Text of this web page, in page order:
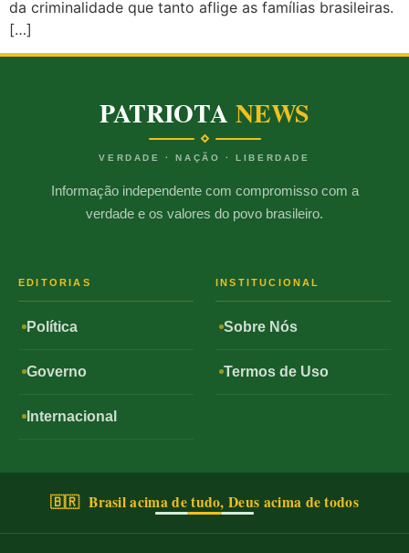
da criminalidade que tanto aflige as famílias brasileiras.
[…]
PATRIOTANEWS
VERDADE · NAÇÃO · LIBERDADE
Informação independente com compromisso com a
verdade e os valores do povo brasileiro.
EDITORIAS
Política
Governo
Internacional
INSTITUCIONAL
Sobre Nós
Termos de Uso
🇧🇷 Brasil acima de tudo, Deus acima de todos